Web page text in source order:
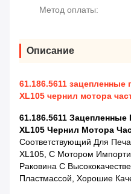
Метод оплаты:
Описание
61.186.5611
XL105 чернил мотора
61.186.5611
XL105 Чернил Мотора
Соответствующий Для
XL105, С Мотором
Раковина С
Пластмассой, Хорошие